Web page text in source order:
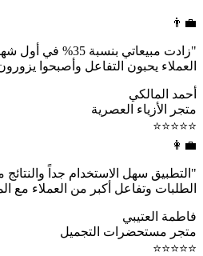
👨‍💼
"زادت مبيعاتي بنسبة
العملاء يحبون التفاعل وأصبحوا
أحمد المالكي
متجر الأزياء العصرية
⭐⭐⭐⭐⭐
👩‍💼
"التطبيق سهل الاستخدام جداً
الطلبات وتفاعل أكبر من العملاء مع
فاطمة العتيبي
متجر مستحضرات التجميل
⭐⭐⭐⭐⭐